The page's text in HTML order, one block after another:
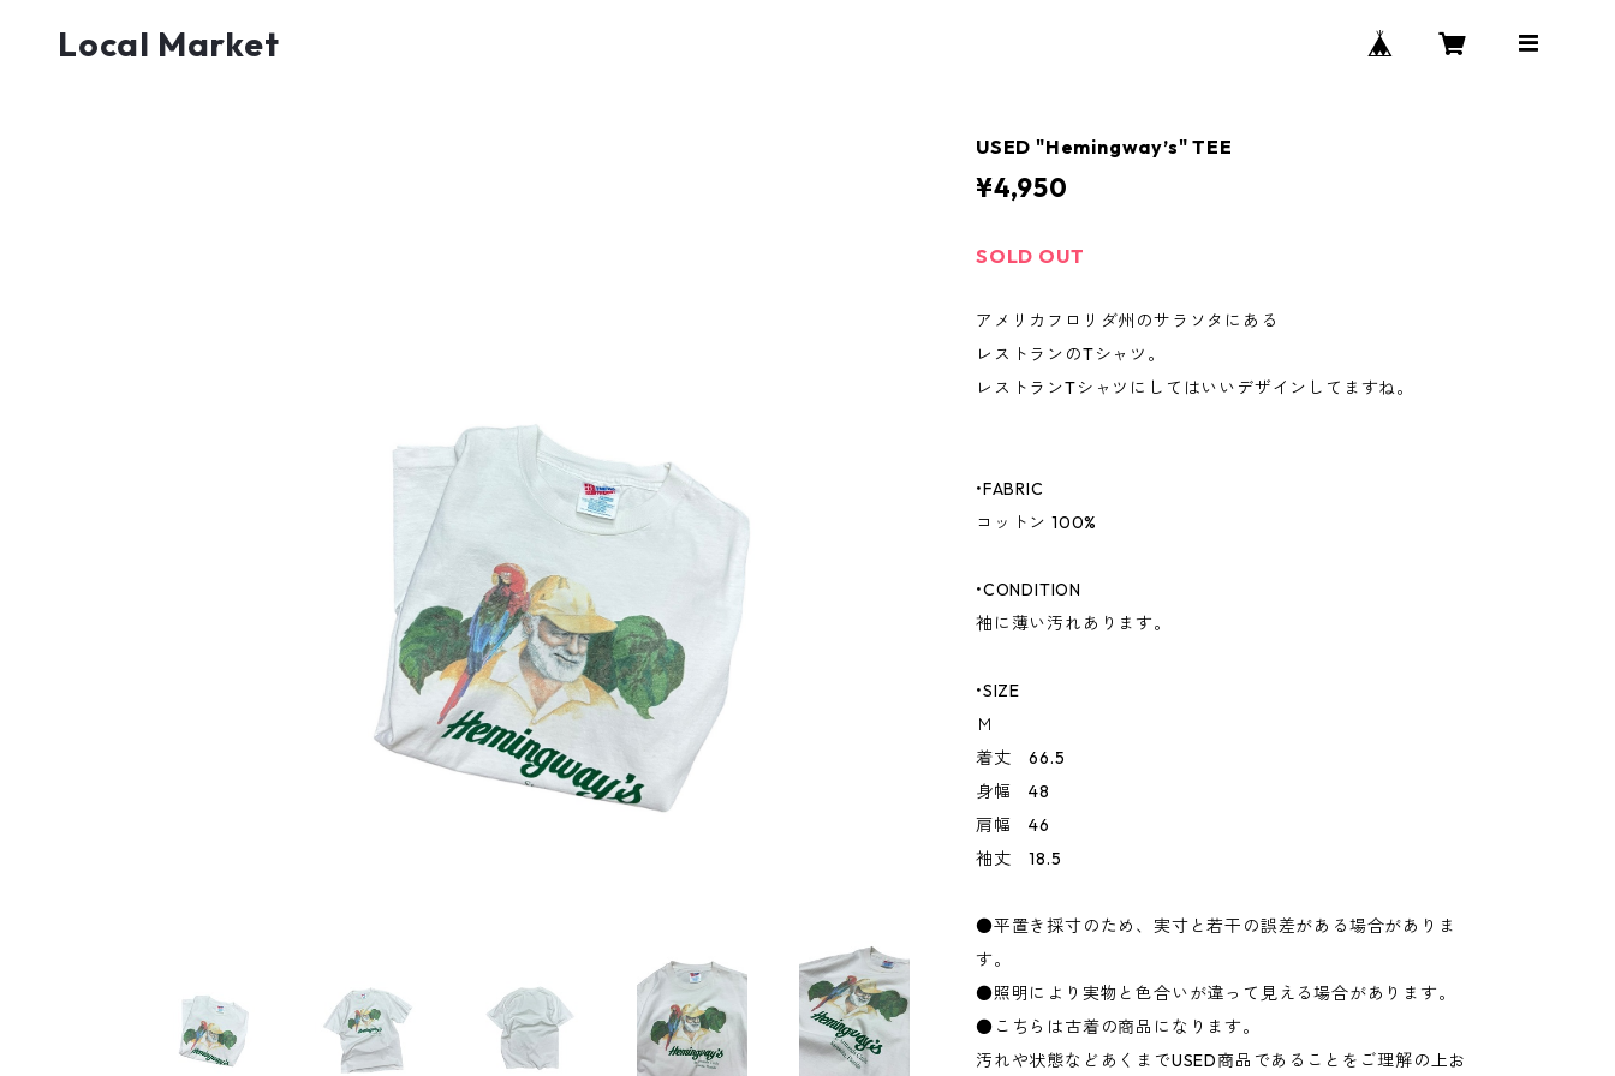
Local Market
USED "Hemingway’s" TEE
¥4,950
SOLD OUT
アメリカフロリダ州のサラソタにある
レストランのTシャツ。
レストランTシャツにしてはいいデザインしてますね。
•FABRIC
コットン 100%
•CONDITION
袖に薄い汚れあります。
•SIZE
Ｍ
着丈 66.5
身幅 48
肩幅 46
袖丈 18.5
●平置き採寸のため、実寸と若干の誤差がある場合がありま
す。
●照明により実物と色合いが違って見える場合があります。
●こちらは古着の商品になります。
汚れや状態などあくまでUSED商品であることをご理解の上お